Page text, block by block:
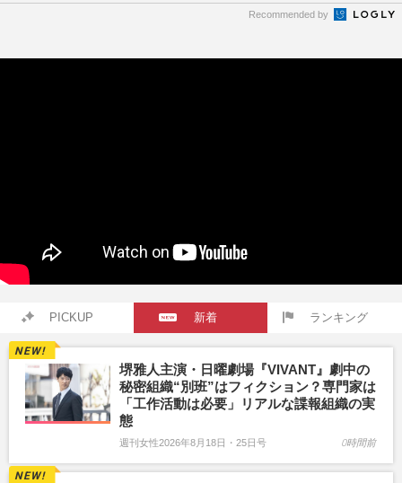
Recommended by
PICKUP 新着 ランキング
堺雅人主演・日曜劇場『VIVANT』劇中の
秘密組織“別班”はフィクション？専門家は
「工作活動は必要」リアルな諜報組織の実
態
週刊女性2026年8月18日・25日号 0時間前